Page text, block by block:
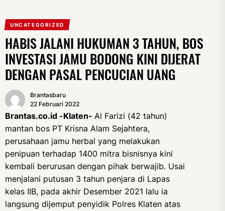
UNCATEGORIZED
HABIS JALANI HUKUMAN 3 TAHUN, BOS
INVESTASI JAMU BODONG KINI DIJERAT
DENGAN PASAL PENCUCIAN UANG
Brantasbaru
22 Februari 2022
Brantas.co.id -Klaten- Al Farizi (42 tahun)
mantan bos PT Krisna Alam Sejahtera,
perusahaan jamu herbal yang melakukan
penipuan terhadap 1400 mitra bisnisnya kini
kembali berurusan dengan pihak berwajib. Usai
menjalani putusan 3 tahun penjara di Lapas
kelas IIB, pada akhir Desember 2021 lalu ia
langsung dijemput penyidik Polres Klaten atas